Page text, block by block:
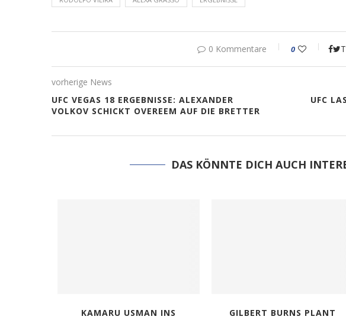
0 Kommentare 0
vorherige News
UFC VEGAS 18 ERGEBNISSE: ALEXANDER
VOLKOV SCHICKT OVEREEM AUF DIE BRETTER
UFC
DAS KÖNNTE DICH AUCH
KAMARU USMAN INS
GILBERT BURNS PLANT